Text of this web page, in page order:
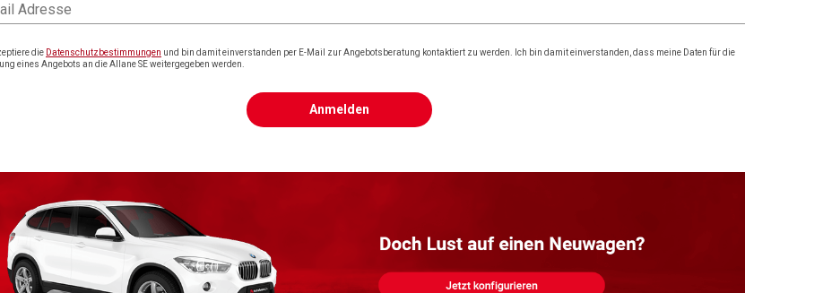
Adresse
die Datenschutzbestimmungen und bin damit einverstanden per E-Mail zur Angebotsberatung kontaktiert zu werden. Ich bin damit einverstanden, dass meine Daten für die
eines Angebots an die Allane SE weitergegeben werden.
Anmelden